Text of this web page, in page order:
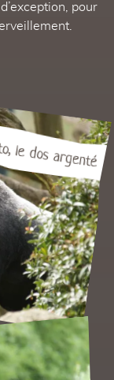
pour
le dos argenté